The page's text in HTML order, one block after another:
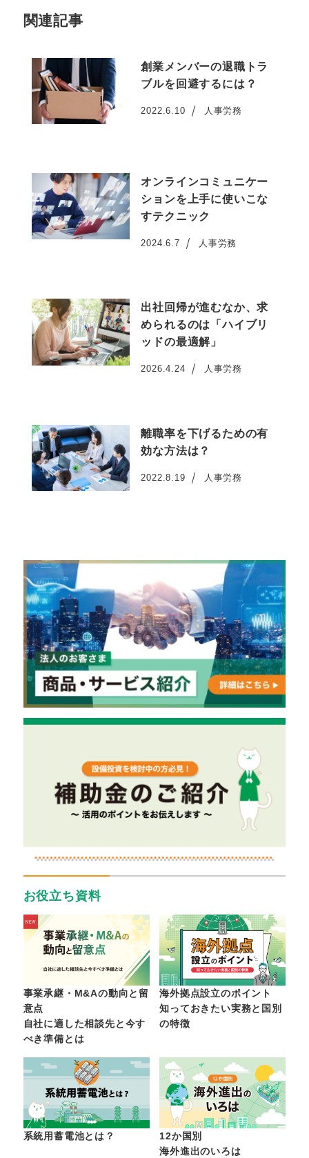
関連記事
創業メンバーの退職トラ
ブルを回避するには？
投稿日
2022.6.10 人事労務
オンラインコミュニケー
ションを上手に使いこな
すテクニック
投稿日
2024.6.7 人事労務
出社回帰が進むなか、求
められるのは「ハイブリ
ッドの最適解」
投稿日
2026.4.24 人事労務
離職率を下げるための有
効な方法は？
投稿日
2022.8.19 人事労務
お役立ち資料
事業承継・M&Aの動向と留
意点
自社に適した相談先と今す
べき準備とは
海外拠点設立のポイント
知っておきたい実務と国別
の特徴
系統用蓄電池とは？
12か国別
海外進出のいろは